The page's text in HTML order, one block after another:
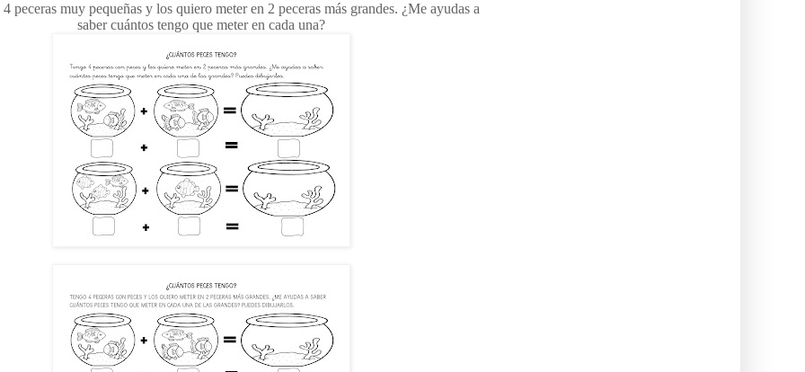
4 peceras muy pequeñas y los quiero meter en 2 peceras más grandes. ¿Me ayudas a
saber cuántos tengo que meter en cada una?